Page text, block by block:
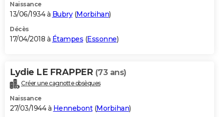
Naissance
13/06/1934 à Bubry(Morbihan)
Décès
17/04/2018 à Étampes (Essonne)
Lydie LE FRAPPER (73 ans)
Créer une cagnotte obsèques
Naissance
27/03/1944 à Hennebont(Morbihan)